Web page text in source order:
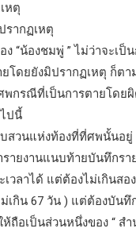
หตุ
รากฏเหตุ
ง “น้องชมพู่ ” ไม่ว่าจะเ
โดยยังมิปรากฏเหตุ ก็ตา
พกรณีที่เป็นการตายโดย
ปนี้
สวนแห่งท้องที่ที่ศพนั้นอ
ายงานแนบท้ายบันทึกรา
วลาได้ แต่ต้องไม่เกินส
เกิน 67 วัน ) แต่ต้องบัน
ห้ถือเป็นส่วนหนึ่งของ “ ส